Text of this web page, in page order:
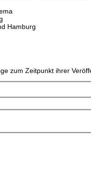
Hamburg
zum Zeitpunkt ihrer